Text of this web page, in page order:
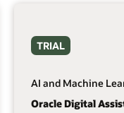
TRIAL
AI and Machine
Oracle Digital